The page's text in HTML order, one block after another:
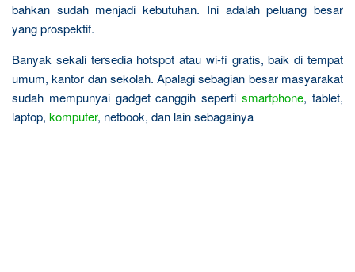
bahkan sudah menjadi kebutuhan. Ini adalah peluang besar
yang prospektif.
Banyak sekali tersedia hotspot atau wi-fi gratis, baik di tempat
umum, kantor dan sekolah. Apalagi sebagian besar masyarakat
sudah mempunyai gadget canggih sepertismartphone, tablet,
laptop, komputer, netbook, dan lain sebagainya